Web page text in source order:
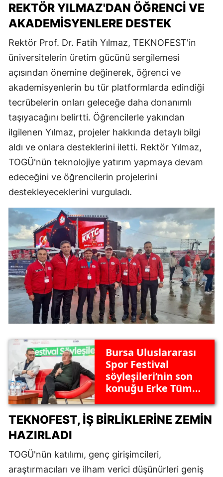
REKTÖR YILMAZ'DAN ÖĞRENCI VE
AKADEMISYENLERE DESTEK
Rektör Prof. Dr. Fatih Yılmaz, TEKNOFEST'in
üniversitelerin üretim gücünü sergilemesi
açısından önemine değinerek, öğrenci ve
akademisyenlerin bu tür platformlarda edindiği
tecrübelerin onları geleceğe daha donanımlı
taşıyacağını belirtti. Öğrencilerle yakından
ilgilenen Yılmaz, projeler hakkında detaylı bilgi
aldı ve onlara desteklerini iletti. Rektör Yılmaz,
TOGÜ'nün teknolojiye yatırım yapmaya devam
edeceğini ve öğrencilerin projelerini
destekleyeceklerini vurguladı.
Bursa Uluslararası
Spor Festival
söyleşileri’nin son
konuğu Erke Tümer
TEKNOFEST, İŞ BIRLIKLERINE ZEMIN
HAZIRLADI
TOGÜ'nün katılımı, genç girişimcileri,
araştırmacıları ve ilham verici düşünürleri geniş